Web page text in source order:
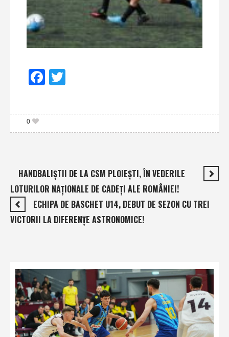
Facebook
0
HANDBALIŞTII DE LA CSM PLOIEŞTI, ÎN VEDERILE
LOTURILOR NAŢIONALE DE CADEŢI ALE ROMÂNIEI!
ECHIPA DE BASCHET U14, DEBUT DE SEZON CU TREI
VICTORII LA DIFERENŢE ASTRONOMICE!